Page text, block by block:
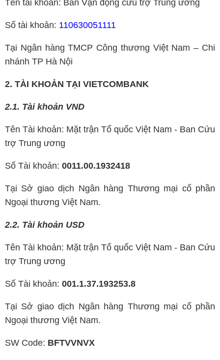
Tên tài khoản: Ban Vận động cứu trợ Trung ương
Số tài khoản: 110630051111
Tại Ngân hàng TMCP Công thương Việt Nam – Chi
nhánh TP Hà Nội
2. TÀI KHOẢN TẠI VIETCOMBANK
2.1. Tài khoản VND
Tên Tài khoản: Mặt trận Tổ quốc Việt Nam - Ban Cứu
trợ Trung ương
Số Tài khoản: 0011.00.1932418
Tại Sở giao dịch Ngân hàng Thương mại cổ phần
Ngoại thương Việt Nam.
2.2. Tài khoản USD
Tên Tài khoản: Mặt trận Tổ quốc Việt Nam - Ban Cứu
trợ Trung ương
Số Tài khoản: 001.1.37.193253.8
Tại Sở giao dịch Ngân hàng Thương mại cổ phần
Ngoại thương Việt Nam.
SW Code: BFTVVNVX